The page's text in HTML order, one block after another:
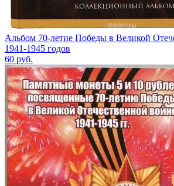
Альбом 70-летие Победы в Великой
1941-1945 годов
60 руб.